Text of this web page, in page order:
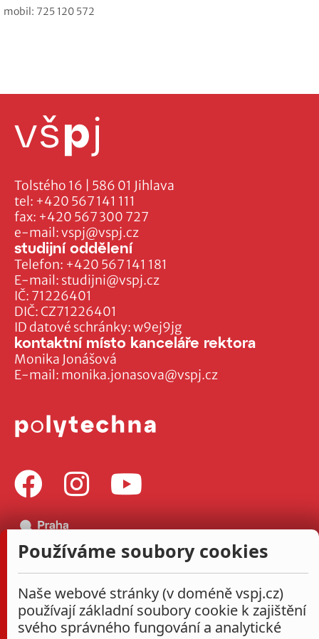
mobil: 725 120 572
Tolstého 16 | 586 01 Jihlava
tel: +420 567 141 111
fax: +420 567 300 727
e-mail:vspj@vspj.cz
IČ: 71226401
DIČ: CZ71226401
ID datové schránky: w9ej9jg
studijní oddělení
Telefon: +420 567 141 181
E-mail: studijni@vspj.cz
kontaktní místo kanceláře rektora
Monika Jonášová
E-mail: monika.jonasova@vspj.cz
Používáme soubory cookies
Naše webové stránky (v doméně vspj.cz)
používají základní soubory cookie k zajištění
svého správného fungování a analytické